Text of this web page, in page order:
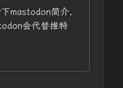
mastodon简介，
会代替推特